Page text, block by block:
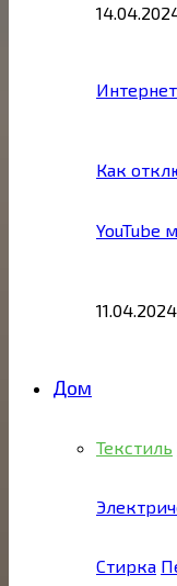
Интернет
Как
YouTube
11.04.2024
Дом
Текстиль
Стирка